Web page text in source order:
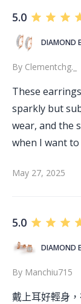
5.0
DIAMOND
By Clementchg._
These
sparkly but
wear, and the
when I want to
May 27, 2025
5.0
DIAMOND
By Manchiu715
戴上耳好輕身